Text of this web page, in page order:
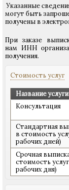
Указанные
могут быть
получены в
При заказе
нам ИНН
получения.
Стоимость услуг
Название услуги
Консультация
Стандартная
в стоимость
рабочих дней)
Срочная
стоимость
рабочих дня)